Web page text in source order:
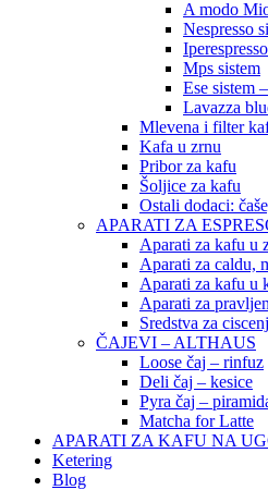
A modo
Nespresso
Mps sistem
Ese sistem
Lavazza
Mlevena i filter
Kafa u zrnu
Pribor za kafu
Šoljice za kafu
Ostali dodaci:
APARATI ZA
Aparati za kafu u
Aparati za caldu,
Aparati za kafu u
Aparati za
Sredstva za
ČAJEVI – ALTHAUS
Loose čaj – rinfuz
Deli čaj – kesice
Pyra čaj –
Matcha for Latte
APARATI ZA KAFU NA
Ketering
Blog